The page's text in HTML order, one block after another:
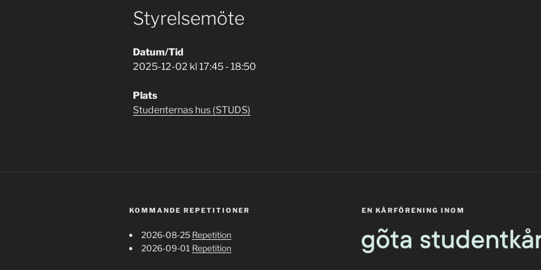
Styrelsemöte
Datum/Tid
2025-12-02 kl 17:45 - 18:50
Plats
Studenternas hus (STUDS)
KOMMANDE REPETITIONER
2026-08-25 Repetition
2026-09-01 Repetition
EN KÅRFÖRENING INOM